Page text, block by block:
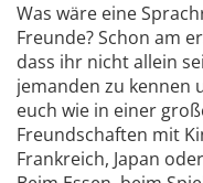
Was wäre eine
Freunde? Schon am
dass ihr nicht allein
jemanden zu kennen
euch wie in einer
Freundschaften mit
Frankreich, Japan